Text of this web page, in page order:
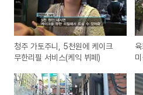
청주 가토주니, 5천원에 케이크
무한리필 서비스(케익 뷔페)